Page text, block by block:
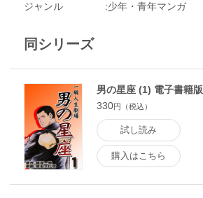
ジャンル
少年・青年マンガ
同シリーズ
男の星座 (1) 電子書籍版
330円（税込）
試し読み
購入はこちら